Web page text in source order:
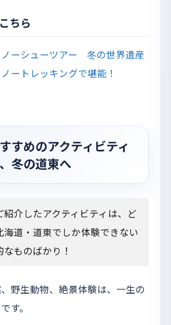
ちら
ーシューツアー 冬の世界遺産
ートレッキングで堪能！
すめのアクティビティ
冬の道東へ
紹介したアクティビティは、ど
海道・道東でしか体験できない
なものばかり！
野生動物、絶景体験は、一生の
す。